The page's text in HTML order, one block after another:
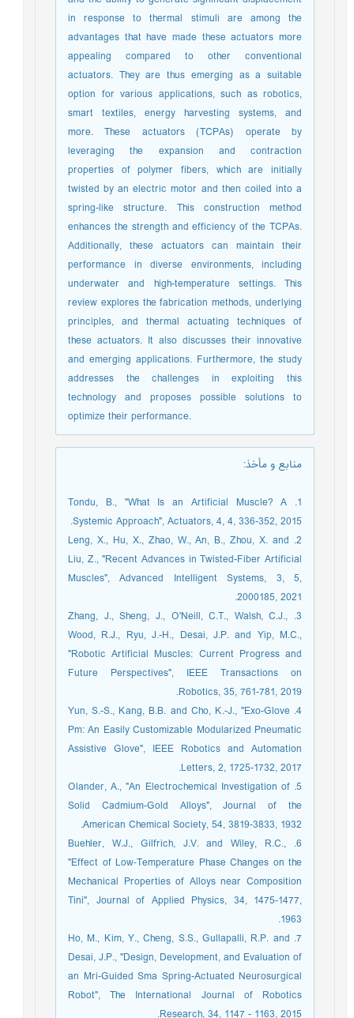
in response to thermal stimuli are among the
advantages that have made these actuators more
appealing compared to other conventional
actuators. They are thus emerging as a suitable
option for various applications, such as robotics,
smart textiles, energy harvesting systems, and
more. These actuators (TCPAs) operate by
leveraging the expansion and contraction
properties of polymer fibers, which are initially
twisted by an electric motor and then coiled into a
spring-like structure. This construction method
enhances the strength and efficiency of the TCPAs.
Additionally, these actuators can maintain their
performance in diverse environments, including
underwater and high-temperature settings. This
review explores the fabrication methods, underlying
principles, and thermal actuating techniques of
these actuators. It also discusses their innovative
and emerging applications. Furthermore, the study
addresses the challenges in exploiting this
technology and proposes possible solutions to
optimize their performance.
منابع و مأخذ:
1. Tondu, B., "What Is an Artificial Muscle? A
Systemic Approach", Actuators, 4, 4, 336-352, 2015.
2. Leng, X., Hu, X., Zhao, W., An, B., Zhou, X. and
Liu, Z., "Recent Advances in Twisted-Fiber Artificial
Muscles", Advanced Intelligent Systems, 3, 5,
2000185, 2021.
3. Zhang, J., Sheng, J., O'Neill, C.T., Walsh, C.J.,
Wood, R.J., Ryu, J.-H., Desai, J.P. and Yip, M.C.,
"Robotic Artificial Muscles: Current Progress and
Future Perspectives", IEEE Transactions on
Robotics, 35, 761-781, 2019.
4. Yun, S.-S., Kang, B.B. and Cho, K.-J., "Exo-Glove
Pm: An Easily Customizable Modularized Pneumatic
Assistive Glove", IEEE Robotics and Automation
Letters, 2, 1725-1732, 2017.
5. Olander, A., "An Electrochemical Investigation of
Solid Cadmium-Gold Alloys", Journal of the
American Chemical Society, 54, 3819-3833, 1932.
6. Buehler, W.J., Gilfrich, J.V. and Wiley, R.C.,
"Effect of Low‐Temperature Phase Changes on the
Mechanical Properties of Alloys near Composition
Tini", Journal of Applied Physics, 34, 1475-1477,
1963.
7. Ho, M., Kim, Y., Cheng, S.S., Gullapalli, R.P. and
Desai, J.P., "Design, Development, and Evaluation of
an Mri-Guided Sma Spring-Actuated Neurosurgical
Robot", The International Journal of Robotics